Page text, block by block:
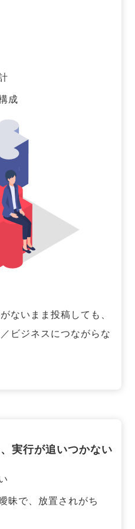
成
ないまま投稿しても、
ビジネスにつながらな
実行が追いつかない
昧で、放置されがち